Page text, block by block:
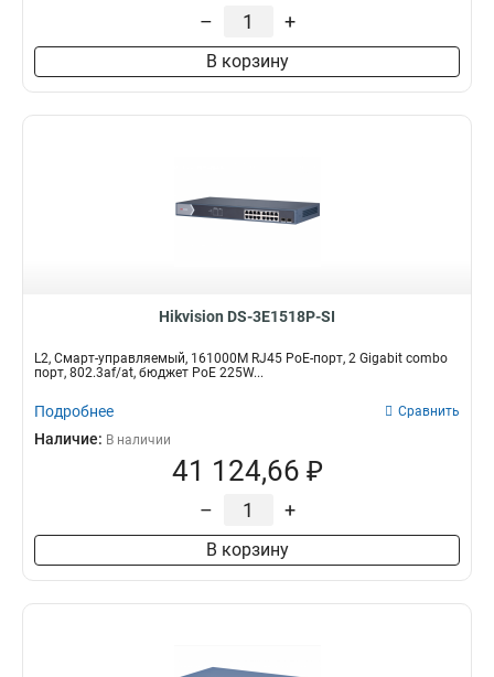
– +
В корзину
Hikvision DS-3E1518P-SI
L2, Смарт-управляемый, 161000M RJ45 PoE-порт, 2 Gigabit combo
порт, 802.3af/at, бюджет PoE 225W...
Подробнее Сравнить
Наличие: В наличии
41 124,66 ₽
– +
В корзину